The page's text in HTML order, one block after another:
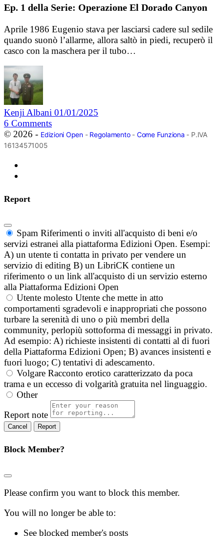
Ep. 1 della Serie: Operazione El Dorado Canyon
Aprile 1986 Eugenio stava per lasciarsi cadere sul sedile
quando suonò l’allarme, allora saltò in piedi, recuperò il
casco con la maschera per il tubo…
Kenji Albani 01/01/2025
6 Comments
© 2026 - Edizioni Open- Regolamento- Come Funziona - P.IVA
16134571005
Report
Spam Riferimenti o inviti all'acquisto di beni e/o
servizi estranei alla piattaforma Edizioni Open. Esempi:
A) un utente ti contatta in privato per vendere un
servizio di editing B) un LibriCK contiene un
riferimento o un link all'acquisto di un servizio esterno
alla Piattaforma Edizioni Open
Utente molesto Utente che mette in atto
comportamenti sgradevoli e inappropriati che possono
turbare la serenità di uno o più membri della
community, perlopiù sottoforma di messaggi in privato.
Ad esempio: A) richieste insistenti di contatti al di fuori
della Piattaforma Edizioni Open; B) avances insistenti e
fuori luogo; C) tentativi di adescamento.
Volgare Racconto erotico caratterizzato da poca
trama e un eccesso di volgarità gratuita nel linguaggio.
Other
Report note
Report
Block Member?
Please confirm you want to block this member.
You will no longer be able to:
See blocked member's posts